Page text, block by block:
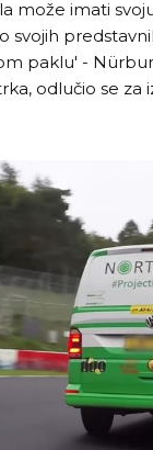
može imati
svojih
paklu' -
odlučio se za